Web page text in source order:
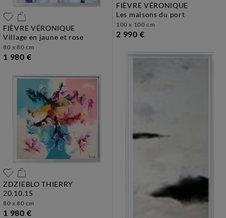
FIÈVRE VÉRONIQUE
village en jaune et rose
80 x 80 cm
1 980 €
FIÈVRE VÉRONIQUE
les maisons du port
100 x 100 cm
2 990 €
ZDZIEBLO THIERRY
20.10.15
80 x 80 cm
1 980 €